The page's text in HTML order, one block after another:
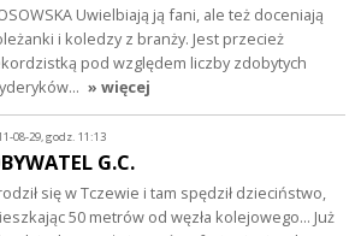
Uwielbiają ją fani, ale też doceniają
i koledzy z branży. Jest przecież
pod względem liczby zdobytych
» więcej
08-29, godz. 11:13
G.C.
się w Tczewie i tam spędził dzieciństwo,
50 metrów od węzła kolejowego... Już